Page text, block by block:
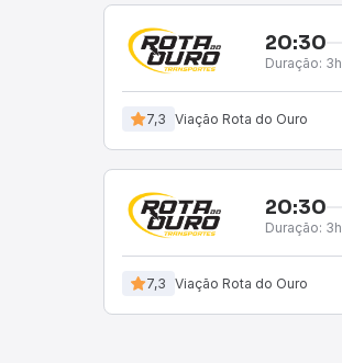
20:30
Duração: 3h
7,3 Viação Rota do Ouro
20:30
Duração: 3h
7,3 Viação Rota do Ouro